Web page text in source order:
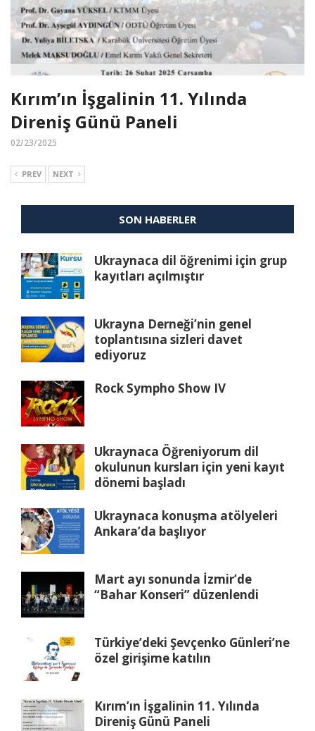
Kırım’ın İşgalinin 11. Yılında
Direniş Günü Paneli
02/23/2025
PREV NEXT
SON HABERLER
Ukraynaca dil öğrenimi için grup
kayıtları açılmıştır
Ukrayna Derneği’nin genel
toplantısına sizleri davet
ediyoruz
Rock Sympho Show IV
Ukraynaca Öğreniyorum dil
okulunun kursları için yeni kayıt
dönemi başladı
Ukraynaca konuşma atölyeleri
Ankara’da başlıyor
Mart ayı sonunda İzmir’de
“Bahar Konseri” düzenlendi
Türkiye’deki Şevçenko Günleri’ne
özel girişime katılın
Kırım’ın İşgalinin 11. Yılında
Direniş Günü Paneli